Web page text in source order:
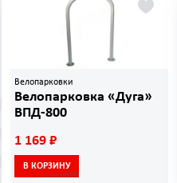
Велопарковки
Велопарковка «Дуга»
ВПД-800
1 169 ₽
В КОРЗИНУ